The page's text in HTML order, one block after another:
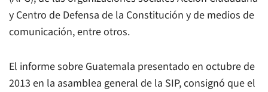
y Centro de Defensa de la Constitución y de medios de
comunicación, entre otros.
El informe sobre Guatemala presentado en octubre de
2013 en la asamblea general de la SIP, consignó que el